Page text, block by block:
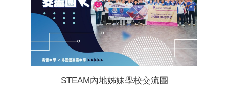
STEAM內地姊妹學校交流團